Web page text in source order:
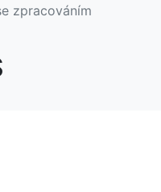
zpracováním